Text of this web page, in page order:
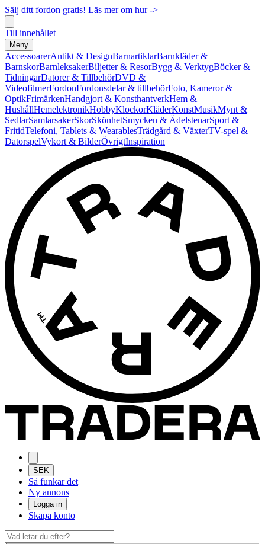
Sälj ditt fordon gratis! Läs mer om hur ->
Till innehållet
Meny
AccessoarerAntikt & DesignBarnartiklarBarnkläder &
BarnskorBarnleksakerBiljetter & ResorBygg & VerktygBöcker &
TidningarDatorer & TillbehörDVD &
VideofilmerFordonFordonsdelar & tillbehörFoto, Kameror &
OptikFrimärkenHandgjort & KonsthantverkHem &
HushållHemelektronikHobbyKlockorKläderKonstMusikMynt &
SedlarSamlarsakerSkorSkönhetSmycken & ÄdelstenarSport &
FritidTelefoni, Tablets & WearablesTrädgård & VäxterTV-spel &
DatorspelVykort & BilderÖvrigtInspiration
SEK
Så funkar det
Ny annons
Logga in
Skapa konto